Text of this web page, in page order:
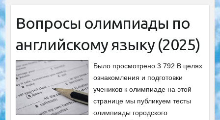
Вопросы олимпиады по
английскому языку (2025)
Было просмотрено 3 792 В целях
ознакомления и подготовки
учеников к олимпиаде на этой
странице мы публикуем тесты
олимпиады городского